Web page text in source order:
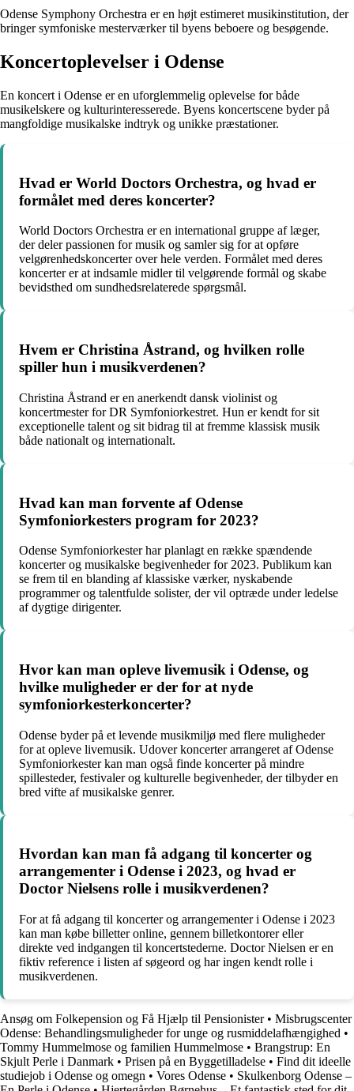
Odense Symphony Orchestra er en højt estimeret musikinstitution, der
bringer symfoniske mesterværker til byens beboere og besøgende.
Koncertoplevelser i Odense
En koncert i Odense er en uforglemmelig oplevelse for både
musikelskere og kulturinteresserede. Byens koncertscene byder på
mangfoldige musikalske indtryk og unikke præstationer.
Hvad er World Doctors Orchestra, og hvad er
formålet med deres koncerter?
World Doctors Orchestra er en international gruppe af læger,
der deler passionen for musik og samler sig for at opføre
velgørenhedskoncerter over hele verden. Formålet med deres
koncerter er at indsamle midler til velgørende formål og skabe
bevidsthed om sundhedsrelaterede spørgsmål.
Hvem er Christina Åstrand, og hvilken rolle
spiller hun i musikverdenen?
Christina Åstrand er en anerkendt dansk violinist og
koncertmester for DR Symfoniorkestret. Hun er kendt for sit
exceptionelle talent og sit bidrag til at fremme klassisk musik
både nationalt og internationalt.
Hvad kan man forvente af Odense
Symfoniorkesters program for 2023?
Odense Symfoniorkester har planlagt en række spændende
koncerter og musikalske begivenheder for 2023. Publikum kan
se frem til en blanding af klassiske værker, nyskabende
programmer og talentfulde solister, der vil optræde under ledelse
af dygtige dirigenter.
Hvor kan man opleve livemusik i Odense, og
hvilke muligheder er der for at nyde
symfoniorkesterkoncerter?
Odense byder på et levende musikmiljø med flere muligheder
for at opleve livemusik. Udover koncerter arrangeret af Odense
Symfoniorkester kan man også finde koncerter på mindre
spillesteder, festivaler og kulturelle begivenheder, der tilbyder en
bred vifte af musikalske genrer.
Hvordan kan man få adgang til koncerter og
arrangementer i Odense i 2023, og hvad er
Doctor Nielsens rolle i musikverdenen?
For at få adgang til koncerter og arrangementer i Odense i 2023
kan man købe billetter online, gennem billetkontorer eller
direkte ved indgangen til koncertstederne. Doctor Nielsen er en
fiktiv reference i listen af søgeord og har ingen kendt rolle i
musikverdenen.
Ansøg om Folkepension og Få Hjælp til Pensionister• Misbrugscenter
Odense: Behandlingsmuligheder for unge og rusmiddelafhængighed •
Tommy Hummelmose og familien Hummelmose • Brangstrup: En
Skjult Perle i Danmark • Prisen på en Byggetilladelse • Find dit ideelle
studiejob i Odense og omegn • Vores Odense • Skulkenborg Odense –